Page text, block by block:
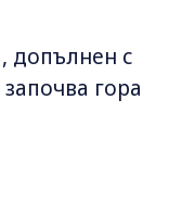
допълнен с
гора